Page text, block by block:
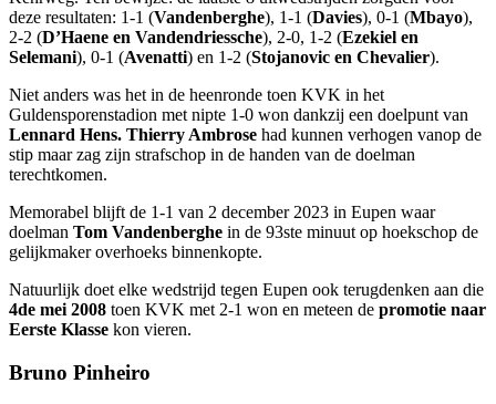
deze resultaten: 1-1 (Vandenberghe), 1-1 (Davies), 0-1 (Mbayo),
2-2 (D’Haene en Vandendriessche), 2-0, 1-2 (Ezekiel en
Selemani), 0-1 (Avenatti) en 1-2 (Stojanovic en Chevalier).
Niet anders was het in de heenronde toen KVK in het
Guldensporenstadion met nipte 1-0 won dankzij een doelpunt van
Lennard Hens. Thierry Ambrose had kunnen verhogen vanop de
stip maar zag zijn strafschop in de handen van de doelman
terechtkomen.
Memorabel blijft de 1-1 van 2 december 2023 in Eupen waar
doelman Tom Vandenberghe in de 93ste minuut op hoekschop de
gelijkmaker overhoeks binnenkopte.
Natuurlijk doet elke wedstrijd tegen Eupen ook terugdenken aan die
4de mei 2008 toen KVK met 2-1 won en meteen de promotie naar
Eerste Klasse kon vieren.
Bruno Pinheiro